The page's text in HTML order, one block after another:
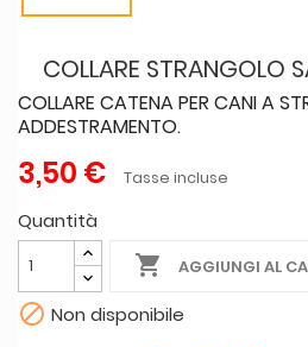
COLLARE STRANGOLO
COLLARE CATENA PER CANI A
ADDESTRAMENTO.
3,50 € Tasse incluse
Quantità
 AGGIUNGI AL
 Non disponibile